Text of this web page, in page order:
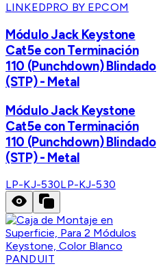
LINKEDPRO BY EPCOM
Módulo Jack Keystone
Cat5e con Terminación
110 (Punchdown) Blindado
(STP) - Metal
Módulo Jack Keystone
Cat5e con Terminación
110 (Punchdown) Blindado
(STP) - Metal
LP-KJ-530LP-KJ-530
PANDUIT